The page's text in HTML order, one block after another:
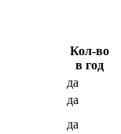
Кол-во
в год
да
да
да